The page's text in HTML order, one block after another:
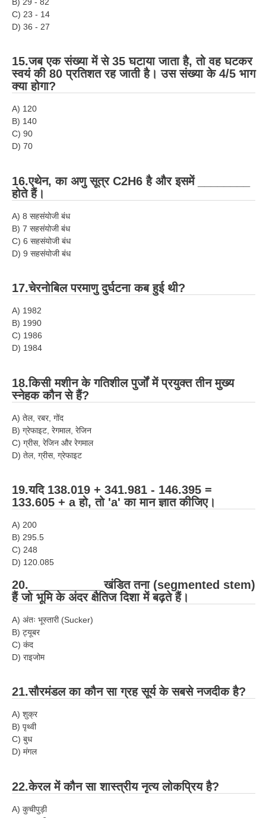
C) 23 - 14
D) 36 - 27
15.जब एक संख्या में से 35 घटाया जाता है, तो वह घटकर
स्वयं की 80 प्रतिशत रह जाती है। उस संख्या के 4/5 भाग
क्या होगा?
A) 120
B) 140
C) 90
D) 70
16.एथेन, का अणु सूत्र C2H6 है और इसमें ________
होते हैं।
A) 8 सहसंयोजी बंध
B) 7 सहसंयोजी बंध
C) 6 सहसंयोजी बंध
D) 9 सहसंयोजी बंध
17.चेरनोबिल परमाणु दुर्घटना कब हुई थी?
A) 1982
B) 1990
C) 1986
D) 1984
18.किसी मशीन के गतिशील पुर्जों में प्रयुक्त तीन मुख्य
स्नेहक कौन से हैं?
A) तेल, रबर, गोंद
B) ग्रेफाइट, रेगमाल, रेजिन
C) ग्रीस, रेजिन और रेगमाल
D) तेल, ग्रीस, ग्रेफाइट
19.यदि 138.019 + 341.981 - 146.395 =
133.605 + a हो, तो 'a' का मान ज्ञात कीजिए।
A) 200
B) 295.5
C) 248
D) 120.085
20.___________ खंडित तना (segmented stem)
हैं जो भूमि के अंदर क्षैतिज दिशा में बढ़ते हैं।
A) अंतः भूस्तारी (Sucker)
B) ट्यूबर
C) कंद
D) राइजोम
21.सौरमंडल का कौन सा ग्रह सूर्य के सबसे नजदीक है?
A) शुक्र
B) पृथ्वी
C) बुध
D) मंगल
22.केरल में कौन सा शास्त्रीय नृत्य लोकप्रिय है?
A) कुचीपुड़ी